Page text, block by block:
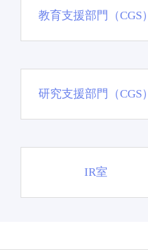
教育支援部門（CGS）
研究支援部門（CGS）
IR室